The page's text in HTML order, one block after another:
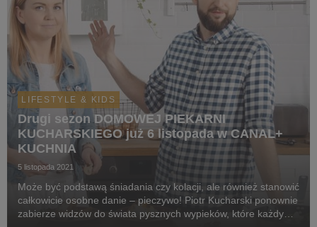
LIFESTYLE & KIDS
Drugi sezon DOMOWEJ PIEKARNI
KUCHARSKIEGO już 6 listopada w CANAL+
KUCHNIA
5 listopada 2021
Może być podstawą śniadania czy kolacji, ale również stanowić
całkowicie osobne danie – pieczywo! Piotr Kucharski ponownie
zabierze widzów do świata pysznych wypieków, które każdy